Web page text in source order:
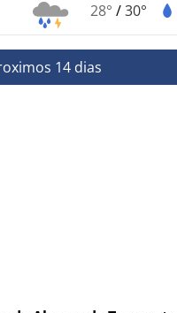
28° /30°
14 dias